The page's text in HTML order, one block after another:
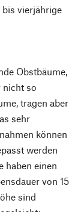
vierjährige
Obstbäume,
nicht so
tragen aber
sehr
können
werden
haben einen
von 15
sind